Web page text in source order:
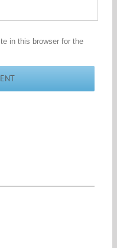
in this browser for the